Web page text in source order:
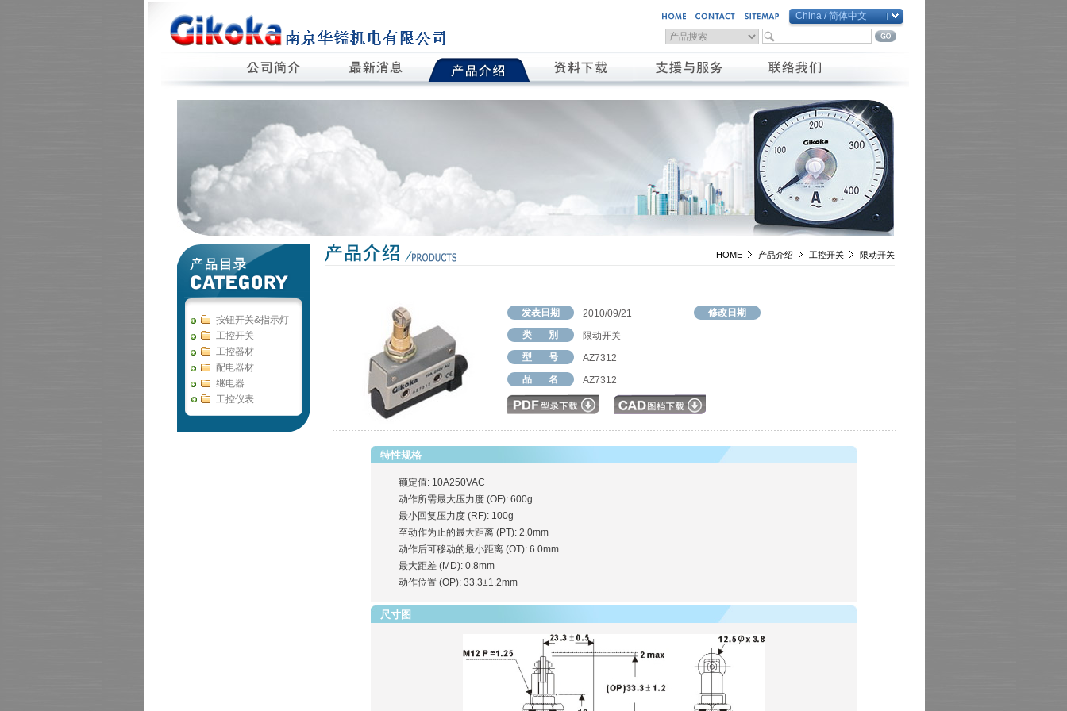
China / 简体中文
China / 简体中文
Vietnam / Việt Nam
按钮开关&指示灯
工控开关
工控器材
配电器材
继电器
工控仪表
HOME 产品介绍 工控开关 限动开关
发表日期 2010/09/21
修改日期
类 別
限动开关
型 号
AZ7312
品 名
AZ7312
特性规格
额定值: 10A250VAC
动作所需最大压力度 (OF): 600g
最小回复压力度 (RF): 100g
至动作为止的最大距离 (PT): 2.0mm
动作后可移动的最小距离 (OT): 6.0mm
最大距差 (MD): 0.8mm
动作位置 (OP): 33.3±1.2mm
尺寸图